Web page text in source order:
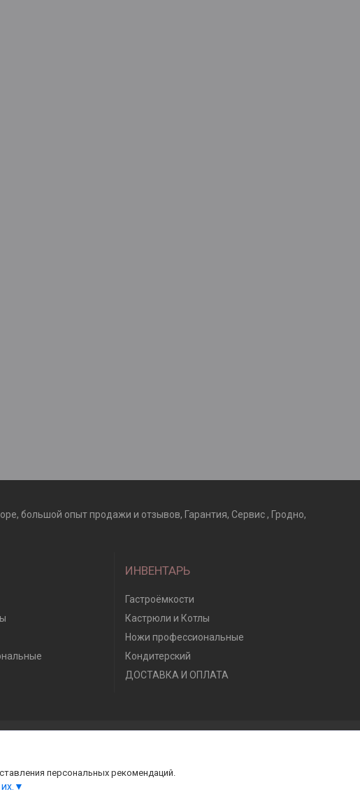
большой опыт продажи и отзывов, Гарантия, Сервис , Гродно,
ИНВЕНТАРЬ
Гастроёмкости
Кастрюли и Котлы
Ножи профессиональные
Кондитерский
ДОСТАВКА И ОПЛАТА
персональных рекомендаций.